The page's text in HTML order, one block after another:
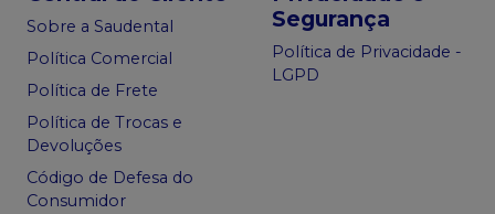
Sobre a Saudental
Política Comercial
Política de Frete
Política de Trocas e
Devoluções
Código de Defesa do
Consumidor
Segurança
Política de Privacidade -
LGPD